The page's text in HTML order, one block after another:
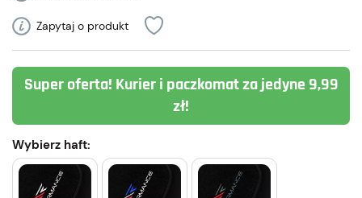
Zapytaj o produkt
Super oferta! Kurier i paczkomat za jedyne 9,99
zł!
Wybierz haft: